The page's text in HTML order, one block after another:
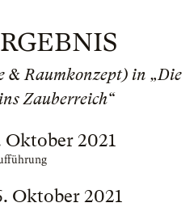
& Raumkonzept) in „Die
Zauberreich“
Oktober 2021
Oktober 2021